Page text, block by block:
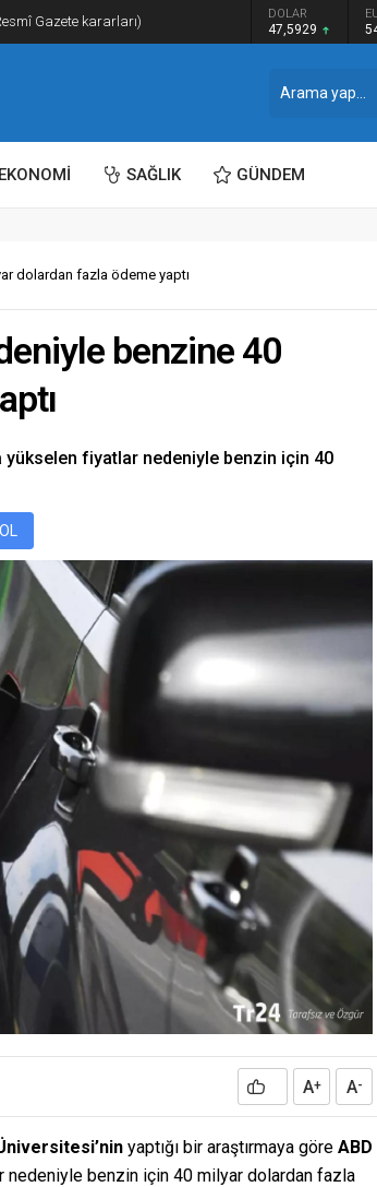
Gazete kararları) DOLAR
47,5929
EKONOMİ SAĞLIK GÜNDEM
dolardan fazla ödeme yaptı
benzine 40
yükselen fiyatlar nedeniyle benzin için 40
A+ A-
yaptığı bir araştırmaya göre ABD
nedeniyle benzin için 40 milyar dolardan fazla